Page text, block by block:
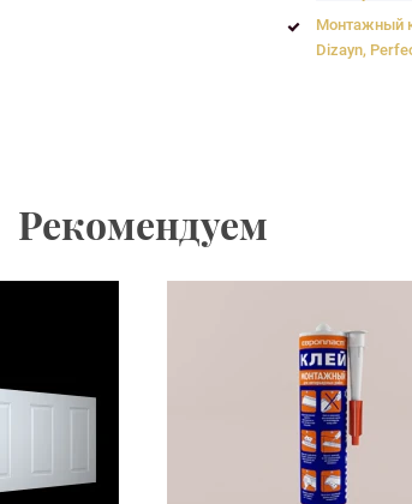
Монтажный
Dizayn,
Рекомендуем